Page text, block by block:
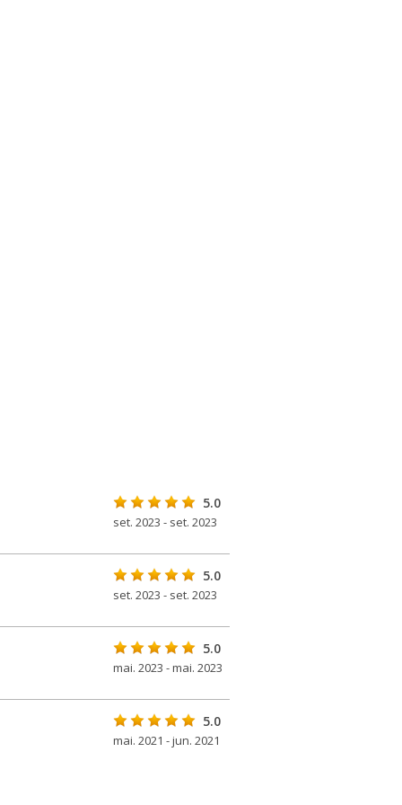
5.0
set. 2023 - set. 2023
5.0
set. 2023 - set. 2023
5.0
mai. 2023 - mai. 2023
5.0
mai. 2021 - jun. 2021